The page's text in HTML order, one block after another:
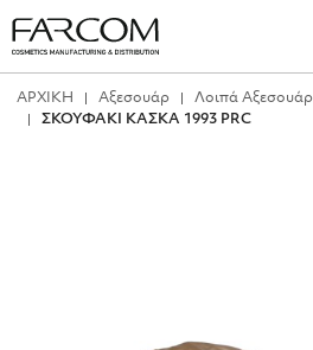
ΑΡΧΙΚΗ Αξεσουάρ Λοιπά Αξεσουάρ
ΣΚΟΥΦΑΚΙ ΚΑΣΚΑ 1993 PRC